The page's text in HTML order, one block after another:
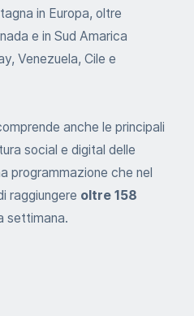
in Europa, oltre
e in Sud Amarica
Venezuela, Cile e
anche le principali
social e digital delle
programmazione che nel
raggiungere oltre 158
settimana.